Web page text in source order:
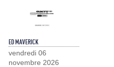
ED MAVERICK
vendredi 06
novembre 2026